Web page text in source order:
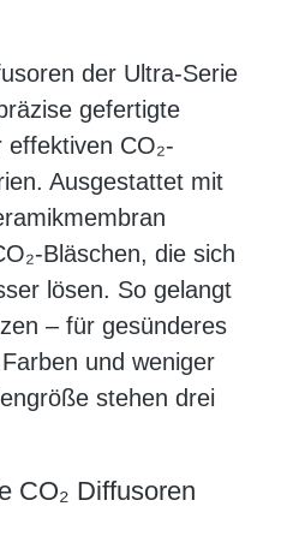
der Ultra-Serie
gefertigte
CO₂-
Ausgestattet mit
Bläschen, die sich
lösen. So gelangt
– für gesünderes
und weniger
stehen drei
CO₂ Diffusoren